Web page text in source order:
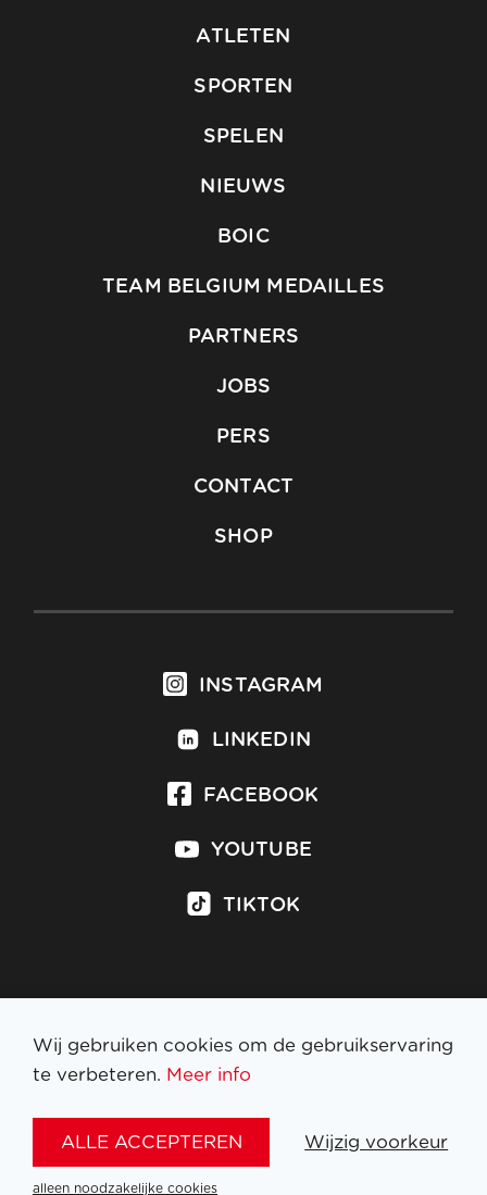
ATLETEN
SPORTEN
SPELEN
NIEUWS
BOIC
TEAM BELGIUM MEDAILLES
PARTNERS
JOBS
PERS
CONTACT
SHOP
INSTAGRAM
LINKEDIN
FACEBOOK
YOUTUBE
TIKTOK
Inschrijven op nieuwsbrief
Wij gebruiken cookies om de gebruikservaring
te verbeteren. Meer info
ALLE ACCEPTEREN Wijzig voorkeur
alleen noodzakelijke cookies